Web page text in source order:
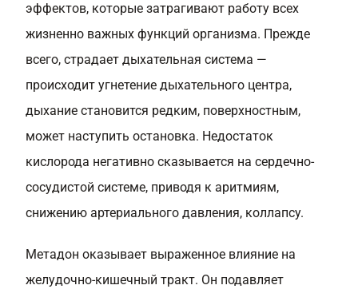
эффектов, которые затрагивают работу всех
жизненно важных функций организма. Прежде
всего, страдает дыхательная система —
происходит угнетение дыхательного центра,
дыхание становится редким, поверхностным,
может наступить остановка. Недостаток
кислорода негативно сказывается на сердечно-
сосудистой системе, приводя к аритмиям,
снижению артериального давления, коллапсу.
Метадон оказывает выраженное влияние на
желудочно-кишечный тракт. Он подавляет